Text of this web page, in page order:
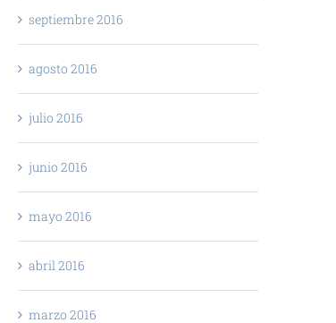
septiembre 2016
agosto 2016
julio 2016
junio 2016
mayo 2016
abril 2016
marzo 2016